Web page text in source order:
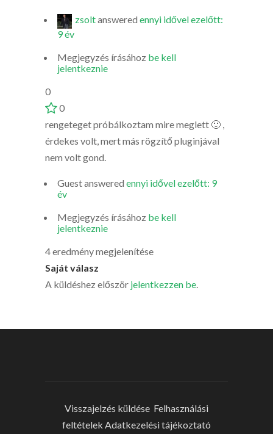
zsoltanswered ennyi idővel ezelőtt:
9 év
Megjegyzés írásához be kell
jelentkeznie
0
0
rengeteget próbálkoztam mire meglett 🙂 ,
érdekes volt, mert más rögzítő pluginjával
nem volt gond.
Guestanswered ennyi idővel ezelőtt: 9
év
Megjegyzés írásához be kell
jelentkeznie
4 eredmény megjelenítése
Saját válasz
A küldéshez először jelentkezzen be.
Visszajelzés küldése Felhasználási
feltételek Adatkezelési tájékoztató